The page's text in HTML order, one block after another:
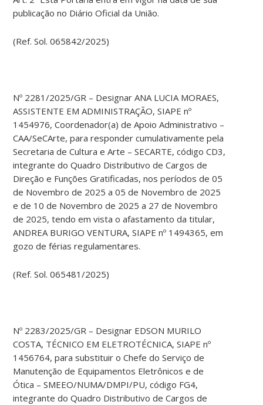
publicação no Diário Oficial da União.
(Ref. Sol. 065842/2025)
Nº 2281/2025/GR – Designar ANA LUCIA MORAES,
ASSISTENTE EM ADMINISTRAÇÃO, SIAPE nº
1454976, Coordenador(a) de Apoio Administrativo –
CAA/SeCArte, para responder cumulativamente pela
Secretaria de Cultura e Arte – SECARTE, código CD3,
integrante do Quadro Distributivo de Cargos de
Direção e Funções Gratificadas, nos períodos de 05
de Novembro de 2025 a 05 de Novembro de 2025
e de 10 de Novembro de 2025 a 27 de Novembro
de 2025, tendo em vista o afastamento da titular,
ANDREA BURIGO VENTURA, SIAPE nº 1494365, em
gozo de férias regulamentares.
(Ref. Sol. 065481/2025)
Nº 2283/2025/GR – Designar EDSON MURILO
COSTA, TÉCNICO EM ELETROTÉCNICA, SIAPE nº
1456764, para substituir o Chefe do Serviço de
Manutenção de Equipamentos Eletrônicos e de
Ótica – SMEEO/NUMA/DMPI/PU, código FG4,
integrante do Quadro Distributivo de Cargos de